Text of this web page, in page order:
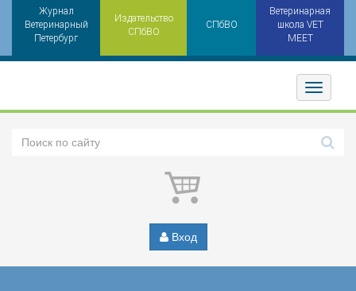
Журнал
Ветеринарный
Петербург
Издательство
СПбВО
СПбВО
Ветеринарная
школа VET
MEET
Toggler
Вход